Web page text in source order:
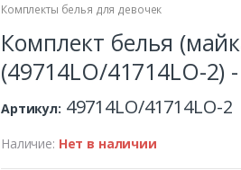
Комплекты белья для девочек
Комплект белья
(49714LO/41714LO-2)
Артикул: 49714LO/41714LO-2
Наличие: Нет в наличии